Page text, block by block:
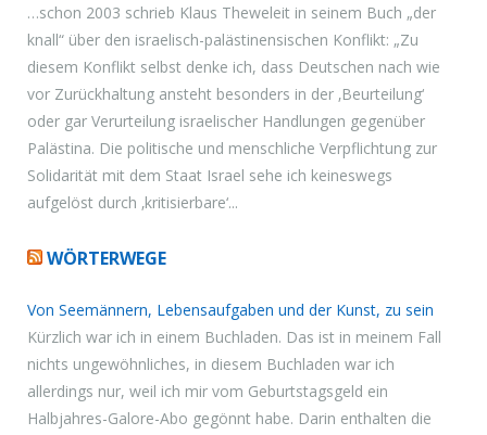
…schon 2003 schrieb Klaus Theweleit in seinem Buch „der
knall“ über den israelisch-palästinensischen Konflikt: „Zu
diesem Konflikt selbst denke ich, dass Deutschen nach wie
vor Zurückhaltung ansteht besonders in der ‚Beurteilung‘
oder gar Verurteilung israelischer Handlungen gegenüber
Palästina. Die politische und menschliche Verpflichtung zur
Solidarität mit dem Staat Israel sehe ich keineswegs
aufgelöst durch ‚kritisierbare‘...
WÖRTERWEGE
Von Seemännern, Lebensaufgaben und der Kunst, zu sein
Kürzlich war ich in einem Buchladen. Das ist in meinem Fall
nichts ungewöhnliches, in diesem Buchladen war ich
allerdings nur, weil ich mir vom Geburtstagsgeld ein
Halbjahres-Galore-Abo gegönnt habe. Darin enthalten die